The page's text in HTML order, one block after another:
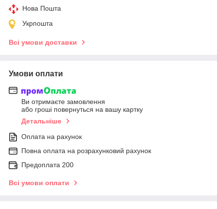
Нова Пошта
Укрпошта
Всі умови доставки
Умови оплати
Ви отримаєте замовлення
або гроші повернуться на вашу картку
Детальніше
Оплата на рахунок
Повна оплата на розрахунковий рахунок
Предоплата 200
Всі умови оплати